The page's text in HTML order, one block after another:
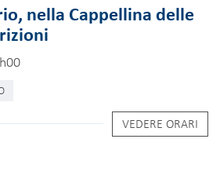
nella Cappellina delle
VEDERE ORARI